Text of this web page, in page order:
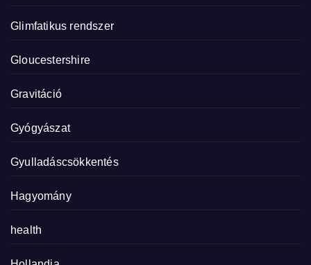
Glimfatikus rendszer
Gloucestershire
Gravitáció
Gyógyászat
Gyulladáscsökkentés
Hagyomány
health